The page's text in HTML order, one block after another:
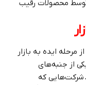
توسط محصولات رقیب
ایده به بازار
از جنبه‌های
.شرکت‌هایی که